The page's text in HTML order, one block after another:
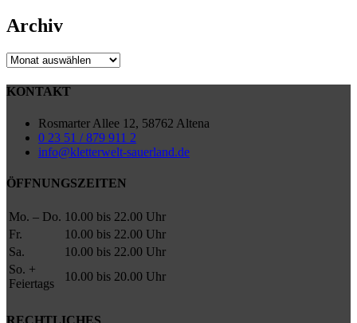
Archiv
Archiv
KONTAKT
Rosmarter Allee 12, 58762 Altena
0 23 51 / 879 911 2
info@kletterwelt-sauerland.de
ÖFFNUNGSZEITEN
Mo. – Do. 10.00 bis 22.00 Uhr
Fr.
10.00 bis 22.00 Uhr
Sa.
10.00 bis 22.00 Uhr
So. +
Feiertags
10.00 bis 20.00 Uhr